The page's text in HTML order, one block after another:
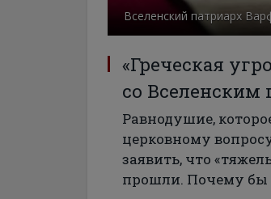
Вселенский патриарх
«Греческая
со Вселенским
Равнодушие,
церковному
заявить, что
прошли. Почему бы